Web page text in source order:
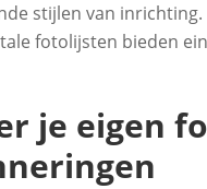
stijlen van
fotolijsten bieden
je eigen